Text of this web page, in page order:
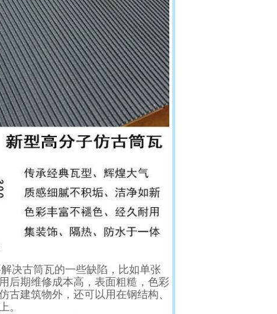
决古筒瓦的一些缺陷，比如单张
后期维修成本高，表面粗糙，色彩
古建筑物外，还可以用在钢结构、
。